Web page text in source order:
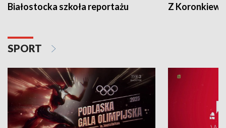
Białostocka szkoła reportażu Z
SPORT